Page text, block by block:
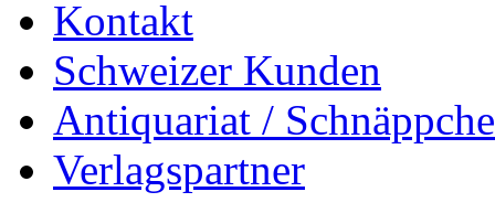
Kontakt
Schweizer Kunden
Antiquariat /
Verlagspartner